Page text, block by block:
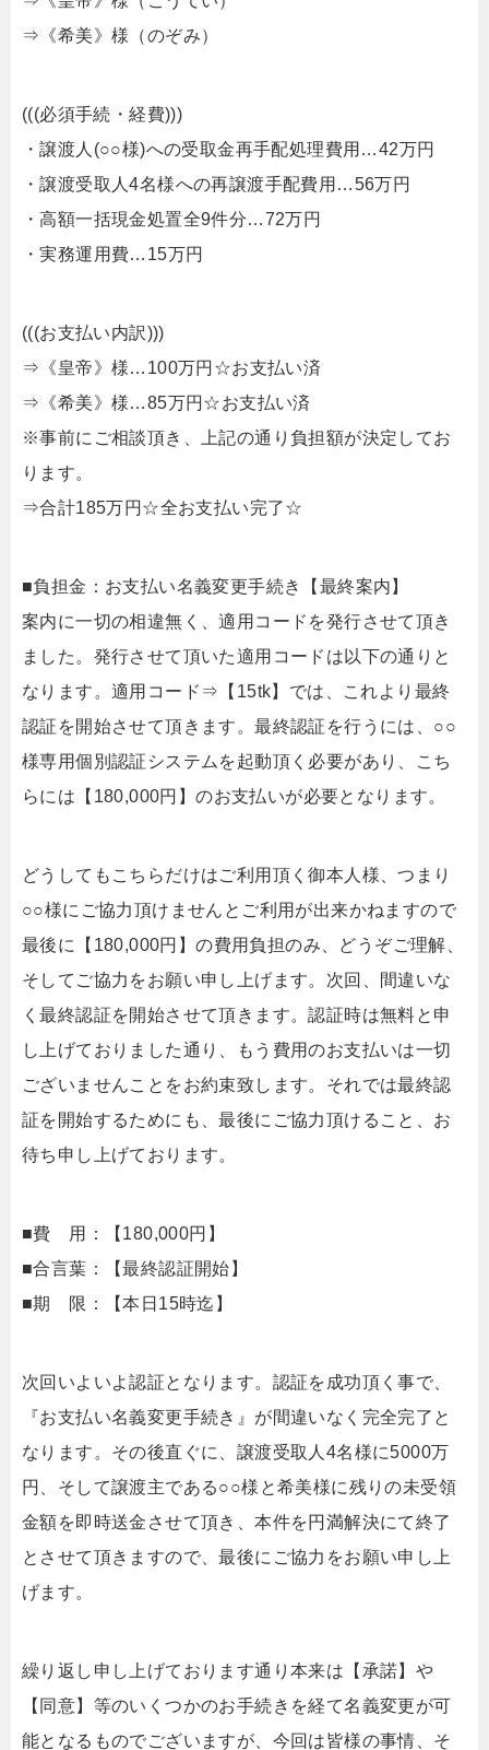
⇒《希美》様（のぞみ）
(((必須手続・経費)))
・譲渡人(○○様)への受取金再手配処理費用…42万円
・譲渡受取人4名様への再譲渡手配費用…56万円
・高額一括現金処置全9件分…72万円
・実務運用費…15万円
(((お支払い内訳)))
⇒《皇帝》様…100万円☆お支払い済
⇒《希美》様…85万円☆お支払い済
※事前にご相談頂き、上記の通り負担額が決定してお
ります。
⇒合計185万円☆全お支払い完了☆
■負担金：お支払い名義変更手続き【最終案内】
案内に一切の相違無く、適用コードを発行させて頂き
ました。発行させて頂いた適用コードは以下の通りと
なります。適用コード⇒【15tk】では、これより最終
認証を開始させて頂きます。最終認証を行うには、○○
様専用個別認証システムを起動頂く必要があり、こち
らには【180,000円】のお支払いが必要となります。
どうしてもこちらだけはご利用頂く御本人様、つまり
○○様にご協力頂けませんとご利用が出来かねますので
最後に【180,000円】の費用負担のみ、どうぞご理解、
そしてご協力をお願い申し上げます。次回、間違いな
く最終認証を開始させて頂きます。認証時は無料と申
し上げておりました通り、もう費用のお支払いは一切
ございませんことをお約束致します。それでは最終認
証を開始するためにも、最後にご協力頂けること、お
待ち申し上げております。
■費 用：【180,000円】
■合言葉：【最終認証開始】
■期 限：【本日15時迄】
次回いよいよ認証となります。認証を成功頂く事で、
『お支払い名義変更手続き』が間違いなく完全完了と
なります。その後直ぐに、譲渡受取人4名様に5000万
円、そして譲渡主である○○様と希美様に残りの未受領
金額を即時送金させて頂き、本件を円満解決にて終了
とさせて頂きますので、最後にご協力をお願い申し上
げます。
繰り返し申し上げております通り本来は【承諾】や
【同意】等のいくつかのお手続きを経て名義変更が可
能となるものでございますが、今回は皆様の事情、そ